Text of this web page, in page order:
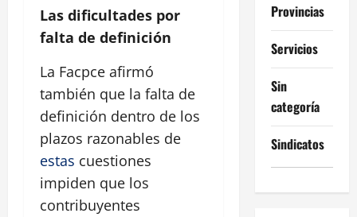
Las dificultades por
falta de definición
La Facpce afirmó
también que la falta de
definición dentro de los
plazos razonables de
estas cuestiones
impiden que los
contribuyentes
Provincias
Servicios
Sin
categoría
Sindicatos